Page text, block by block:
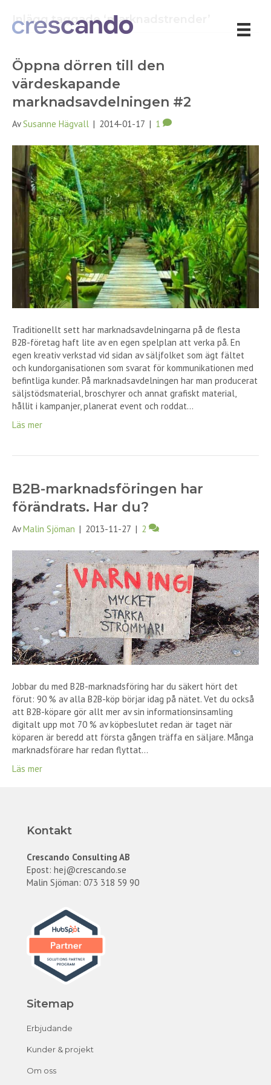
Inlägg taggade ‘marknadstrender’
Öppna dörren till den
värdeskapande
marknadsavdelningen #2
AvSusanne Hägvall | 2014-01-17 | 1
Traditionellt sett har marknadsavdelningarna på de flesta
B2B-företag haft lite av en egen spelplan att verka på. En
egen kreativ verkstad vid sidan av säljfolket som ägt fältet
och kundorganisationen som svarat för kommunikationen med
befintliga kunder. På marknadsavdelningen har man producerat
säljstödsmaterial, broschyrer och annat grafiskt material,
hållit i kampanjer, planerat event och roddat…
Läs mer
B2B-marknadsföringen har
förändrats. Har du?
AvMalin Sjöman | 2013-11-27 | 2
Jobbar du med B2B-marknadsföring har du säkert hört det
förut: 90 % av alla B2B-köp börjar idag på nätet. Vet du också
att B2B-köpare gör allt mer av sin informationsinsamling
digitalt upp mot 70 % av köpbeslutet redan är taget när
köparen är beredd att första gången träffa en säljare. Många
marknadsförare har redan flyttat…
Läs mer
Kontakt
Crescando Consulting AB
Epost: hej@crescando.se
Malin Sjöman: 073 318 59 90
Sitemap
Erbjudande
Kunder & projekt
Om oss